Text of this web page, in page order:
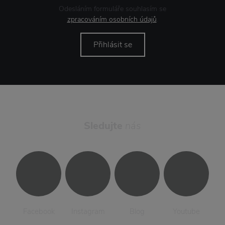
Odesláním formuláře souhlasím se
zpracováním osobních údajů.
Přihlásit se